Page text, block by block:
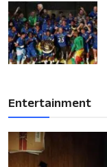
Entertainment